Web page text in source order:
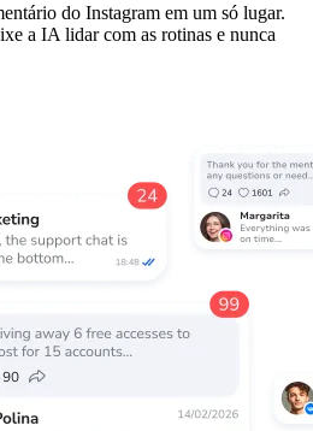
do Instagram em um só lugar.
a IA lidar com as rotinas e nunca